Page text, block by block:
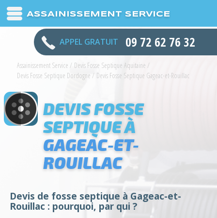
ASSAINISSEMENT SERVICE
APPEL GRATUIT 09 72 62 76 32
Assainissement Service / Devis Fosse Septique Aquitaine /
Devis Fosse Septique Dordogne / Devis Fosse Septique Gageac-et-Rouillac
DEVIS FOSSE
SEPTIQUE À
GAGEAC-ET-
ROUILLAC
Devis de fosse septique à Gageac-et-
Rouillac : pourquoi, par qui ?